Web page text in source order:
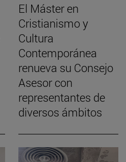
El Máster en
Cristianismo y
Cultura
Contemporánea
renueva su Consejo
Asesor con
representantes de
diversos ámbitos